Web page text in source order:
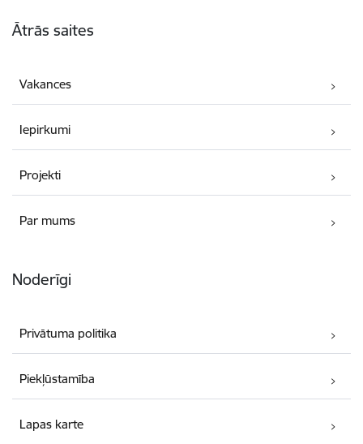
Ātrās saites
Vakances
Iepirkumi
Projekti
Par mums
Noderīgi
Privātuma politika
Piekļūstamība
Lapas karte